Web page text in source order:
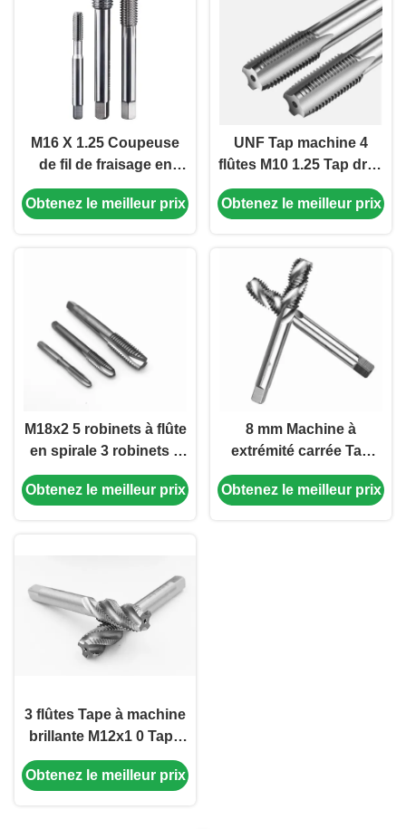
M16 X 1.25 Coupeuse
de fil de fraisage en
acier au carbure pour
l'usinage de l'acier
Obtenez le meilleur prix
UNF Tap machine 4
flûtes M10 1.25 Tap droit
à flûte à carbure solide
Tap refroidissement
Obtenez le meilleur prix
M18x2 5 robinets à flûte
en spirale 3 robinets à
flûte pour acier au
carbone et acier allié
Obtenez le meilleur prix
8 mm Machine à
extrémité carrée Tap
M8x1 25 Tap Spiral Flute
Threading Tap Metric
Obtenez le meilleur prix
3 flûtes Tape à machine
brillante M12x1 0 Tape
spirale Tape à flûte
carbure solide
Obtenez le meilleur prix